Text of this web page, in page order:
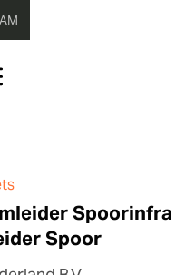
Spoorinfra
Spoor